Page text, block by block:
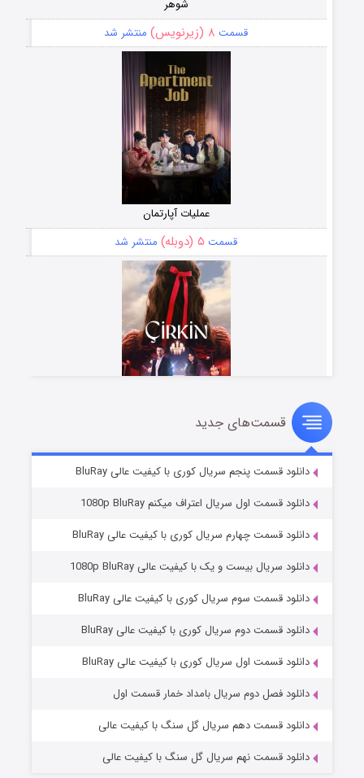
شوهر
قسمت ۸ (زیرنویس) منتشر شد
عملیات آپارتمان
قسمت ۵ (دوبله) منتشر شد
سریال زشت
قسمت۲ (زیرنویس) منتشر شد
مردگان متحرک: شهر مرده ۳
قسمت۲ (زیرنویس) منتشر شد
قسمت‌های جدید
دانلود قسمت پنجم سریال کوری با کیفیت عالی BluRay
دانلود قسمت اول سریال اعتراف میکنم 1080p BluRay
دانلود قسمت چهارم سریال کوری با کیفیت عالی BluRay
دانلود سریال بیست و یک با کیفیت عالی 1080p BluRay
دانلود قسمت سوم سریال کوری با کیفیت عالی BluRay
دانلود قسمت دوم سریال کوری با کیفیت عالی BluRay
دانلود قسمت اول سریال کوری با کیفیت عالی BluRay
دانلود فصل دوم سریال بامداد خمار قسمت اول
دانلود قسمت دهم سریال گل سنگ با کیفیت عالی
دانلود قسمت نهم سریال گل سنگ با کیفیت عالی